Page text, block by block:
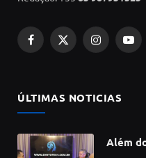
Facebook
X
Instagram
ÚLTIMAS NOTICIAS
Além